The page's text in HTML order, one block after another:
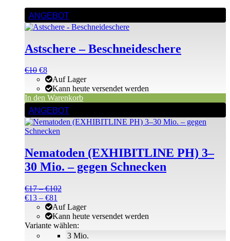
ANGEBOT
Astschere – Beschneideschere
Ursprünglicher
Preis
war:
€10
€10Aktueller
Preis
ist:
€10.
€8
Auf Lager
Kann heute versendet werden
In den Warenkorb
ANGEBOT
Nematoden (EXHIBITLINE PH) 3–
30 Mio. – gegen Schnecken
€17 –€102Preisspanne:
bis
€102
€13 – €81
€13
bis
€81
3 Mio.
Auf Lager
Kann heute versendet werden
Variante wählen:
Dieses
Produkt
weist
mehrere
auf.
Die
Optionen
auf
der
Produktseite
gewählt
werden